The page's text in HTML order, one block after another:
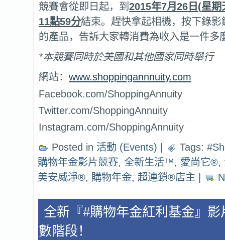
競賽會從即日起，到 2015年7月 26 日 (星期
11點59分結束。趕快拿起相機，按下錄
的產品，告訴大家轉消費為收入是一件多
*本競賽同時於美國和其他國家同時舉行
網站： www.shoppingannnuity.com
Facebook.com/ShoppingAnnuity
Twitter.com/ShoppingAnnuity
Instagram.com/ShoppingAnnuity
Posted in 活動 (Events) Tags:
購物年金影片競賽, 全新生活™, 愛尚它®,
美安威淨®, 購物年金, 超連鎖®店主
全新『#購物年金紅利基金』
數階段！